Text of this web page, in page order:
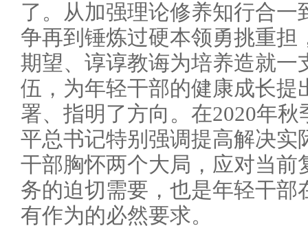
了。从加强理论修养知行合一
争再到锤炼过硬本领勇挑重担
期望、谆谆教诲为培养造就一
伍，为年轻干部的健康成长提
署、指明了方向。在2020年
平总书记特别强调提高解决实
干部胸怀两个大局，应对当前
务的迫切需要，也是年轻干部
有作为的必然要求。